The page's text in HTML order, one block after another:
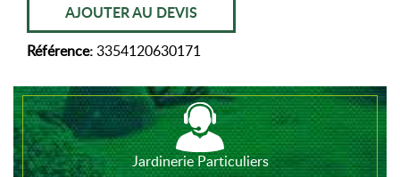
AJOUTER AU DEVIS
Référence:3354120630171
Jardinerie Particuliers